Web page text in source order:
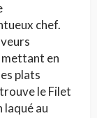
chef.
en
plats
le Filet
laqué au